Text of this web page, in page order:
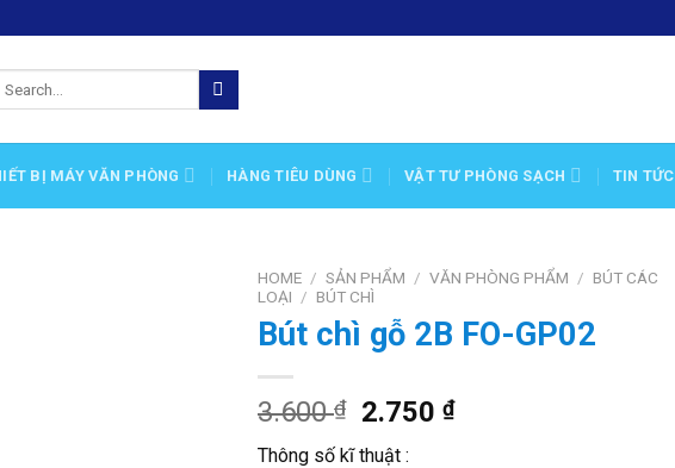
BỊ MÁY VĂN PHÒNG HÀNG TIÊU DÙNG VẬT TƯ PHÒNG SẠCH TIN TỨC
HOME / SẢN PHẨM / VĂN PHÒNG PHẨM / BÚT CÁC
LOẠI / BÚT CHÌ
Bút chì gỗ 2B FO-GP02
3.600₫ 2.750₫
Thông số kĩ thuật :